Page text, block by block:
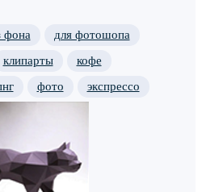
фона
для фотошопа
клипарты
кофе
фото экспрессо